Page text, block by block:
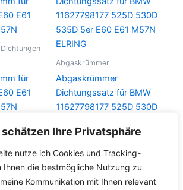
Ihre Privatsphäre
nutze ich Cookies und Tracking-
Ihnen die bestmögliche Nutzung zu
Kommunikation mit Ihnen relevant
für
E61
Abgaskrümmer
Abgaskrümmer
Dichtungssatz für BMW
11627798177 525D 530D
ELRING
Details